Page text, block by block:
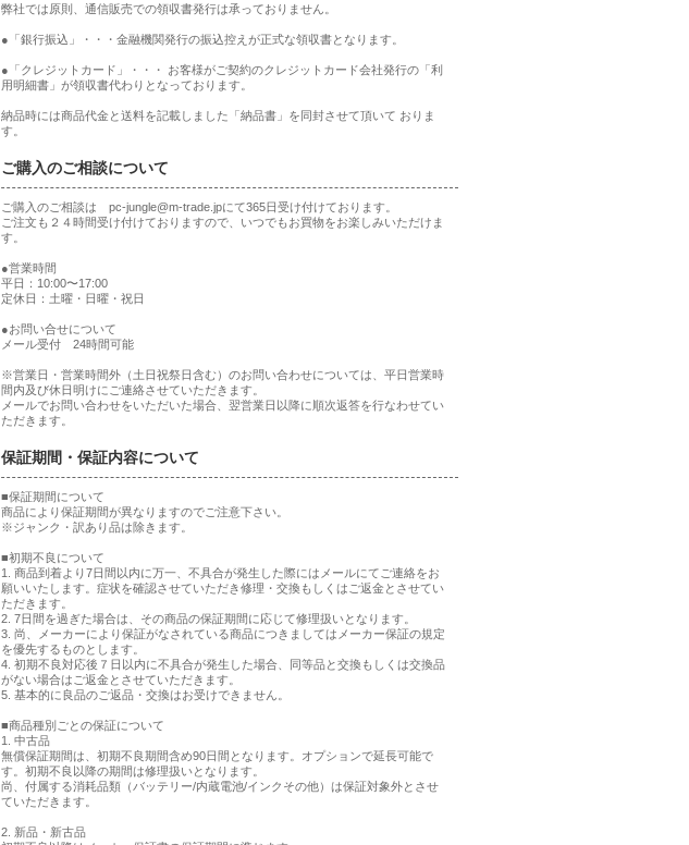
弊社では原則、通信販売での領収書発行は承っておりません。
●「銀行振込」・・・金融機関発行の振込控えが正式な領収書となります。
●「クレジットカード」・・・ お客様がご契約のクレジットカード会社発行の「利
用明細書」が領収書代わりとなっております。
納品時には商品代金と送料を記載しました「納品書」を同封させて頂いて おりま
す。
ご購入のご相談について
ご購入のご相談は pc-jungle@m-trade.jpにて365日受け付けております。
ご注文も２４時間受け付けておりますので、いつでもお買物をお楽しみいただけま
す。
●営業時間
平日：10:00〜17:00
定休日：土曜・日曜・祝日
●お問い合せについて
メール受付 24時間可能
※営業日・営業時間外（土日祝祭日含む）のお問い合わせについては、平日営業時
間内及び休日明けにご連絡させていただきます。
メールでお問い合わせをいただいた場合、翌営業日以降に順次返答を行なわせてい
ただきます。
保証期間・保証内容について
■保証期間について
商品により保証期間が異なりますのでご注意下さい。
※ジャンク・訳あり品は除きます。
■初期不良について
1. 商品到着より7日間以内に万一、不具合が発生した際にはメールにてご連絡をお
願いいたします。症状を確認させていただき修理・交換もしくはご返金とさせてい
ただきます。
2. 7日間を過ぎた場合は、その商品の保証期間に応じて修理扱いとなります。
3. 尚、メーカーにより保証がなされている商品につきましてはメーカー保証の規定
を優先するものとします。
4. 初期不良対応後７日以内に不具合が発生した場合、同等品と交換もしくは交換品
がない場合はご返金とさせていただきます。
5. 基本的に良品のご返品・交換はお受けできません。
■商品種別ごとの保証について
1. 中古品
無償保証期間は、初期不良期間含め90日間となります。オプションで延長可能で
す。初期不良以降の期間は修理扱いとなります。
尚、付属する消耗品類（バッテリー/内蔵電池/インクその他）は保証対象外とさせ
ていただきます。
2. 新品・新古品